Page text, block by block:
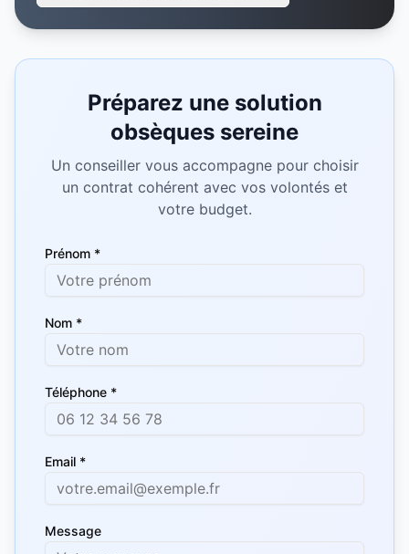
Préparez une solution
obsèques sereine
Un conseiller vous accompagne pour choisir
un contrat cohérent avec vos volontés et
votre budget.
Prénom *
Nom *
Téléphone *
Email *
Message